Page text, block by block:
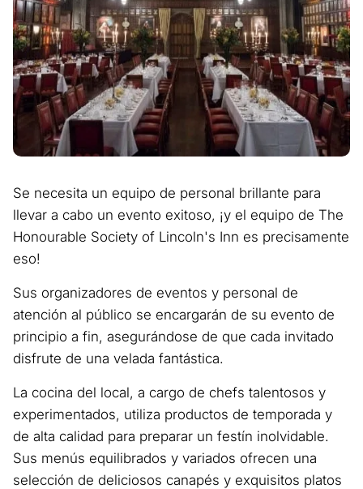
Se necesita un equipo de personal brillante para
llevar a cabo un evento exitoso, ¡y el equipo de The
Honourable Society of Lincoln's Inn es precisamente
eso!
Sus organizadores de eventos y personal de
atención al público se encargarán de su evento de
principio a fin, asegurándose de que cada invitado
disfrute de una velada fantástica.
La cocina del local, a cargo de chefs talentosos y
experimentados, utiliza productos de temporada y
de alta calidad para preparar un festín inolvidable.
Sus menús equilibrados y variados ofrecen una
selección de deliciosos canapés y exquisitos platos